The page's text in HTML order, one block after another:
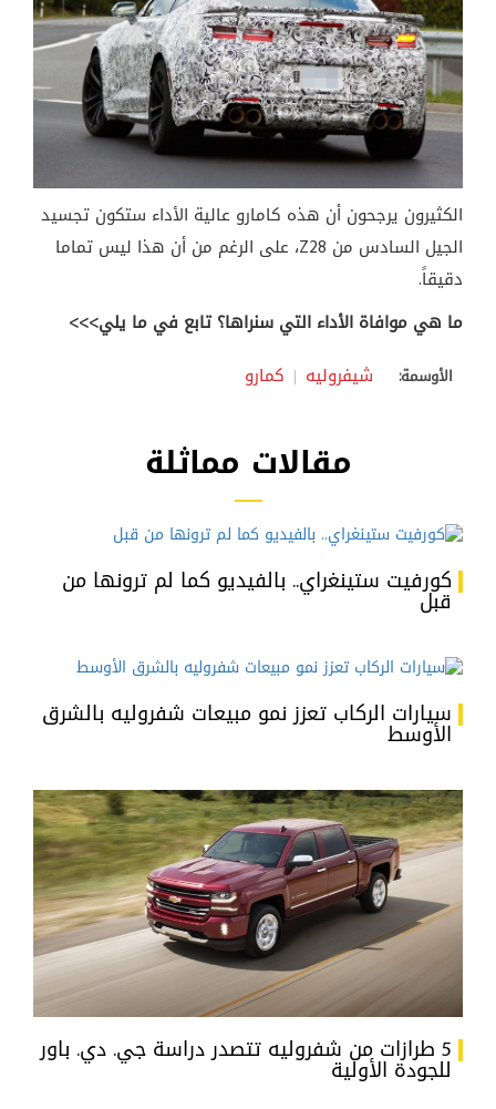
الكثيرون يرجحون أن هذه كامارو عالية الأداء ستكون تجسيد
الجيل السادس من Z28، على الرغم من أن هذا ليس تماما
دقيقاً.
ما هي موافاة الأداء التي سنراها؟ تابع في ما يلي>>>
الأوسمة: شيفروليه كمارو
مقالات مماثلة
كورفيت ستينغراي.. بالفيديو كما لم ترونها من
قبل
سيارات الركاب تعزز نمو مبيعات شفروليه بالشرق
الأوسط
5 طرازات من شفروليه تتصدر دراسة جي. دي. باور
للجودة الأولية